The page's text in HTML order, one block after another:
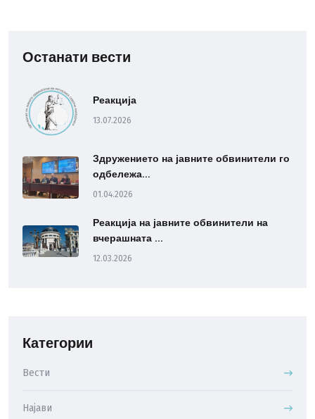
Останати вести
Реакција
13.07.2026
Здружението на јавните обвинители го
одбележа...
01.04.2026
Реакција на јавните обвинители на
вчерашната ...
12.03.2026
Категории
Вести
Најави